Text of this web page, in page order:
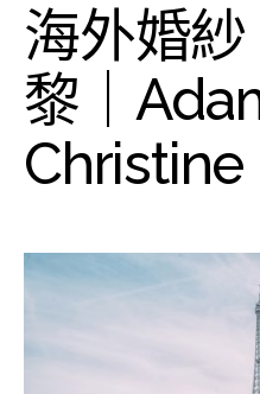
海外婚
黎｜
Christine